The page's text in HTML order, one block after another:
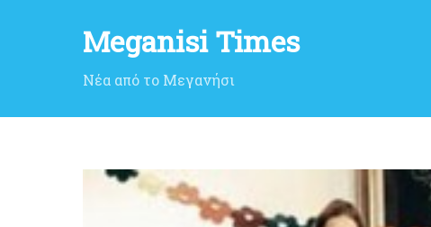
Meganisi Times
Νέα από το Μεγανήσι